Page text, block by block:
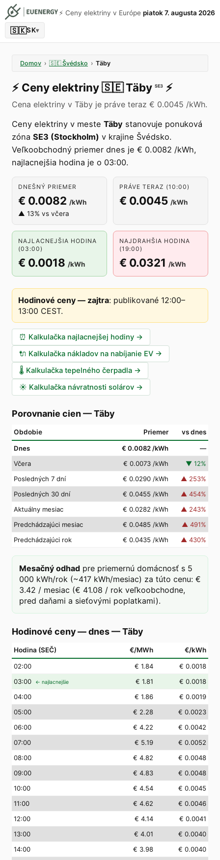
⚡️ Ceny elektriny v Európe piatok 7. augusta 2026
🇸🇰SK▾
Domov › 🇸🇪 Švédsko › Täby
⚡️ Ceny elektriny🇸🇪Täby SE3 ⚡️
Cena elektriny v Täby je práve teraz € 0.0045 /kWh.
Ceny elektriny v meste Täby stanovuje ponuková
zóna SE3 (Stockholm) v krajine Švédsko.
Veľkoobchodný priemer dnes je € 0.0082 /kWh,
najlacnejšia hodina je o 03:00.
DNEŠNÝ PRIEMER
€ 0.0082 /kWh
▲ 13% vs včera
PRÁVE TERAZ (10:00)
€ 0.0045 /kWh
NAJLACNEJŠIA HODINA
(03:00)
€ 0.0018 /kWh
NAJDRAHŠIA HODINA
(19:00)
€ 0.0321 /kWh
Hodinové ceny — zajtra: publikované 12:00–
13:00 CEST.
⏰ Kalkulačka najlacnejšej hodiny →
🔌 Kalkulačka nákladov na nabíjanie EV →
🌡️ Kalkulačka tepelného čerpadla →
☀️ Kalkulačka návratnosti solárov →
Porovnanie cien —Täby
Obdobie Priemer vs dnes
Dnes € 0.0082 /kWh
—
Včera
€ 0.0073 /kWh ▼ 12%
Posledných 7 dní
€ 0.0290 /kWh ▲ 253%
Posledných 30 dní
€ 0.0455 /kWh ▲ 454%
Aktuálny mesiac
€ 0.0282 /kWh ▲ 243%
Predchádzajúci mesiac
€ 0.0485 /kWh ▲ 491%
Predchádzajúci rok
€ 0.0435 /kWh ▲ 430%
Mesačný odhad pre priemernú domácnosť s 5
000 kWh/rok (~417 kWh/mesiac) za túto cenu: €
3.42 / mesiac (€ 41.08 / rok veľkoobchodne,
pred daňami a sieťovými poplatkami).
Hodinové ceny — dnes—Täby
Hodina (SEČ) €/MWh €/kWh
02:00 € 1.84
€ 0.0018
03:00 ← najlacnejšie € 1.81
€ 0.0018
04:00 € 1.86
€ 0.0019
05:00 € 2.28
€ 0.0023
06:00 € 4.22
€ 0.0042
07:00 € 5.19
€ 0.0052
08:00 € 4.82
€ 0.0048
09:00 € 4.83
€ 0.0048
10:00 € 4.54
€ 0.0045
11:00 € 4.62
€ 0.0046
12:00 € 4.14
€ 0.0041
13:00 € 4.01
€ 0.0040
14:00 € 3.98
€ 0.0040